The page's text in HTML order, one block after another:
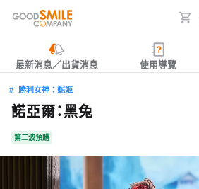
最新消息／出貨消息 使用導覽
勝利女神：妮姬
諾亞爾：黑兔
第二波預購